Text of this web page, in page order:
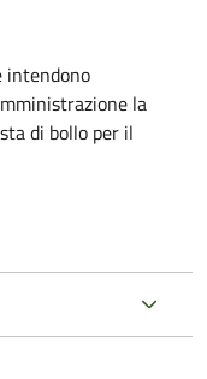
intendono
la
di bollo per il